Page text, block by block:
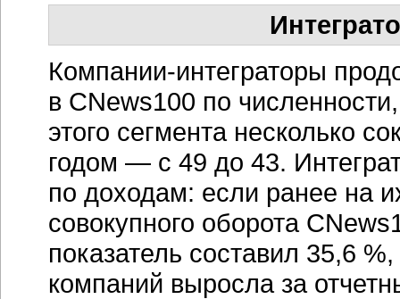
Компании-интеграторы
в CNews100 по
этого сегмента несколько
годом — с 49 до 43.
по доходам: если ранее на
совокупного оборота
показатель составил 35,6
компаний выросла за